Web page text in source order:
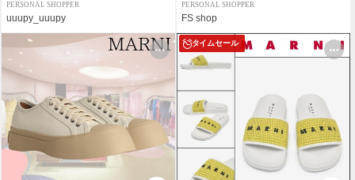
PERSONAL SHOPPER
uuupy_uuupy
PERSONAL SHOPPER
FS shop
タイムセール